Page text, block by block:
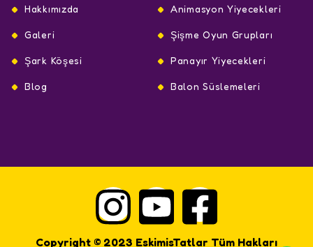
Hakkımızda Animasyon Yiyecekleri
Galeri Şişme Oyun Grupları
Şark Köşesi Panayır Yiyecekleri
Blog Balon Süslemeleri
Copyright © 2023 EskimisTatlar Tüm Hakları